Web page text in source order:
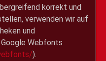
korrekt und
verwenden wir auf
und
Webfonts
).